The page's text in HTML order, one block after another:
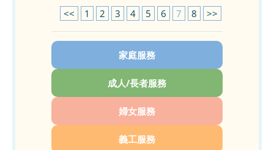
<<
1 2 3 4 5 6 7 8 >>
家庭服務
成人/長者服務
婦女服務
義工服務